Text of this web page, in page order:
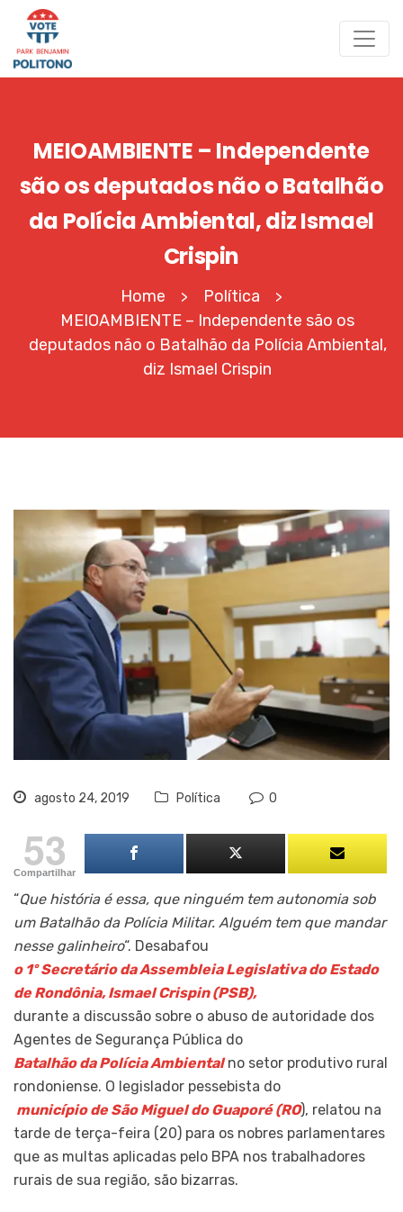
MEIOAMBIENTE – Independente
são os deputados não o Batalhão
da Polícia Ambiental, diz Ismael
Crispin
Home > Política >
MEIOAMBIENTE – Independente são os
deputados não o Batalhão da Polícia Ambiental,
diz Ismael Crispin
agosto 24, 2019 Política 0
53
Compartilhar
“Que história é essa, que ninguém tem autonomia sob
um Batalhão da Polícia Militar. Alguém tem que mandar
nesse galinheiro“. Desabafou
o 1º Secretário da Assembleia Legislativa do Estado
de Rondônia, Ismael Crispin (PSB),
durante a discussão sobre o abuso de autoridade dos
Agentes de Segurança Pública do
Batalhão da Polícia Ambientalno setor produtivo rural
rondoniense. O legislador pessebista do
município de São Miguel do Guaporé (RO), relatou na
tarde de terça-feira (20) para os nobres parlamentares
que as multas aplicadas pelo BPA nos trabalhadores
rurais de sua região, são bizarras.